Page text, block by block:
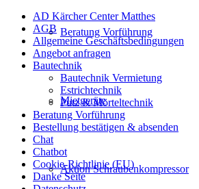
Beratung Vorführung
Mietgeräte
Aktion Schraubenkompressor
AD Kärcher Center Matthes
AGB
Allgemeine Geschäftsbedingungen
Angebot anfragen
Bautechnik
Bautechnik Vermietung
Estrichtechnik
Putz & Mörteltechnik
Beratung Vorführung
Bestellung bestätigen & absenden
Chat
Chatbot
Cookie-Richtlinie (EU)
Danke Seite